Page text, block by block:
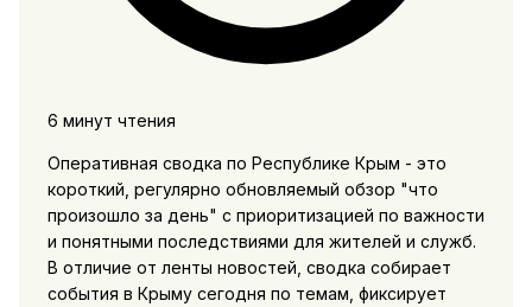
6 минут чтения
Оперативная сводка по Республике Крым - это
короткий, регулярно обновляемый обзор "что
произошло за день" с приоритизацией по важности
и понятными последствиями для жителей и служб.
В отличие от ленты новостей, сводка собирает
события в Крыму сегодня по темам, фиксирует